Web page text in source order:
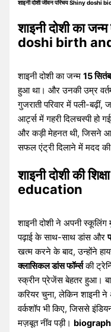
शाइनी दोशी जीवन परिचय Shiny doshi
शाइनी दोशी का
doshi birth
शाइनी दोशी का जन्म15
हुआ था। और उनकी उम्र
गुजराती परिवार में पली-
आर्ट्स में गहरी दिलचस्पी हो
और कड़ी मेहनत थी, जिसने
सफल एंट्री दिलाने में मदद
शाइनी दोशी की
education
शाइनी दोशी ने अपनी स्कूलिंग
पढ़ाई के साथ-साथ डांस और
खत्म करने के बाद, उन्होंने
क्लासिकल डांस फॉर्म्सकी
स्क्रीन प्रेजेंस बेहतर हुआ।
करियर चुना, लेकिन शाइनी
वर्कशॉप भी किए, जिससे
मज़बूत नींव पड़ी।